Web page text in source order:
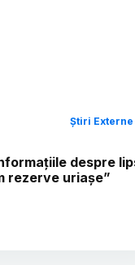
Știri Externe
despre
rezerve uriașe”